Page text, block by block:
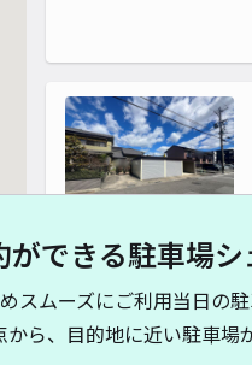
できる駐車場
ムーズにご利用当日の駐
ら、目的地に近い駐車場